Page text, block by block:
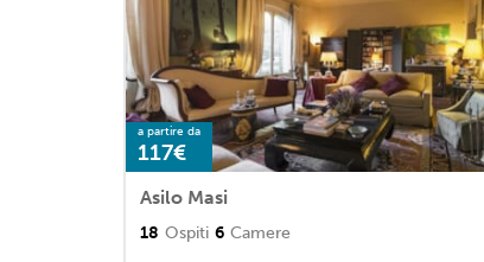
a partire da
117€
Asilo Masi
18 Ospiti 6 Camere